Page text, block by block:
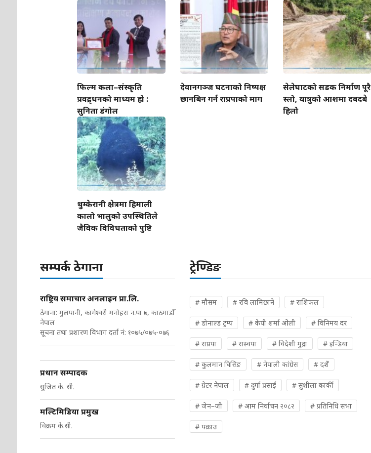
फिल्म कला–संस्कृति
प्रवद्र्धनको माध्यम हो :
सुनिता डंगोल
देवानगञ्ज घटनाको निष्पक्ष
छानबिन गर्न राप्रपाको माग
सेलेघाटको सडक निर्माण पूरै
स्लो, यात्रुको आशमा दबदबे
हिलो
थुम्केरानी क्षेत्रमा हिमाली
कालो भालुको उपस्थितिले
जैविक विविधताको पुष्टि
सम्पर्क ठेगाना
राष्ट्रिय समाचार अनलाइन प्रा.लि.
ठेगाना: मुलपानी, कागेश्वरी मनोहरा न.पा ७, काठमाडौँ
नेपाल
सूचना तथा प्रशारण विभाग दर्ता नं: १०७५/०७५-०७६
प्रधान सम्पादक
सुजित के. सी.
मल्टिमिडिया प्रमुख
विक्रम के.सी.
ट्रेण्डिङ
# मौसम # रवि लामिछाने # राशिफल
# डोनाल्ड ट्रम्प # केपी शर्मा ओली # विनिमय दर
# राप्रपा # रास्वपा # विदेशी मुद्रा # इन्डिया
# कुलमान घिसिङ # नेपाली कांग्रेस # दशैं
# ग्रेटर नेपाल # दुर्गा प्रसाईं # सुशीला कार्की
# जेन–जी # आम निर्वाचन २०८२ # प्रतिनिधि सभा
# पक्राउ